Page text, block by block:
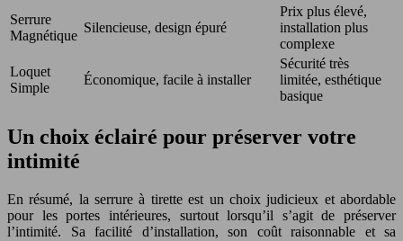
Serrure
Magnétique
Silencieuse, design épuré
Prix plus élevé,
installation plus
complexe
Loquet
Simple
Économique, facile à installer
Sécurité très
limitée, esthétique
basique
Un choix éclairé pour préserver votre
intimité
En résumé, la serrure à tirette est un choix judicieux et abordable
pour les portes intérieures, surtout lorsqu’il s’agit de préserver
l’intimité. Sa facilité d’installation, son coût raisonnable et sa